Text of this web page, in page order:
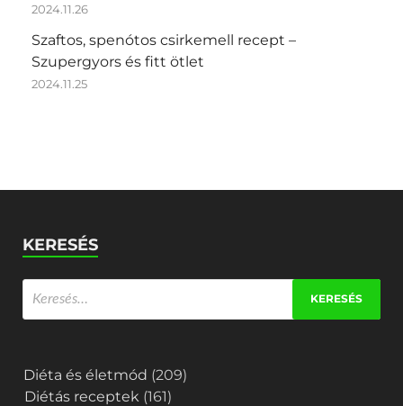
2024.11.26
Szaftos, spenótos csirkemell recept –
Szupergyors és fitt ötlet
2024.11.25
KERESÉS
Diéta és életmód (209)
Diétás receptek (161)